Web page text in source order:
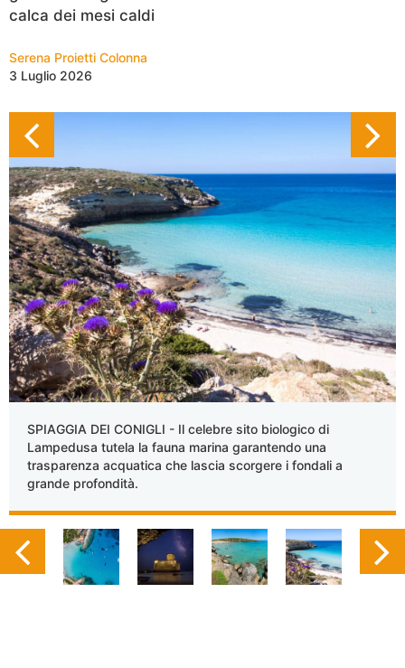
calca dei mesi caldi
Serena Proietti Colonna
3 Luglio 2026
SPIAGGIA DEI CONIGLI - Il celebre sito biologico di
Lampedusa tutela la fauna marina garantendo una
trasparenza acquatica che lascia scorgere i fondali a
grande profondità.